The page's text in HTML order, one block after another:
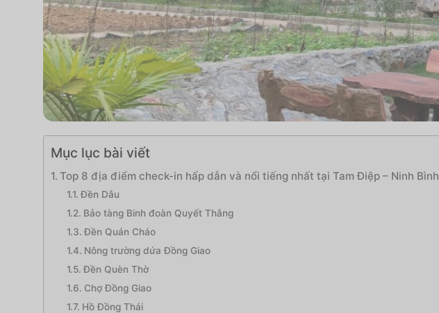
Mục lục bài viết
Top 8 địa điểm check-in hấp dẫn và nổi tiếng nhất tại Tam Điệp – Ninh Bình
Đền Dâu
Bảo tàng Binh đoàn Quyết Thắng
Đền Quán Cháo
Nông trường dứa Đồng Giao
Đền Quèn Thờ
Chợ Đồng Giao
Hồ Đồng Thái